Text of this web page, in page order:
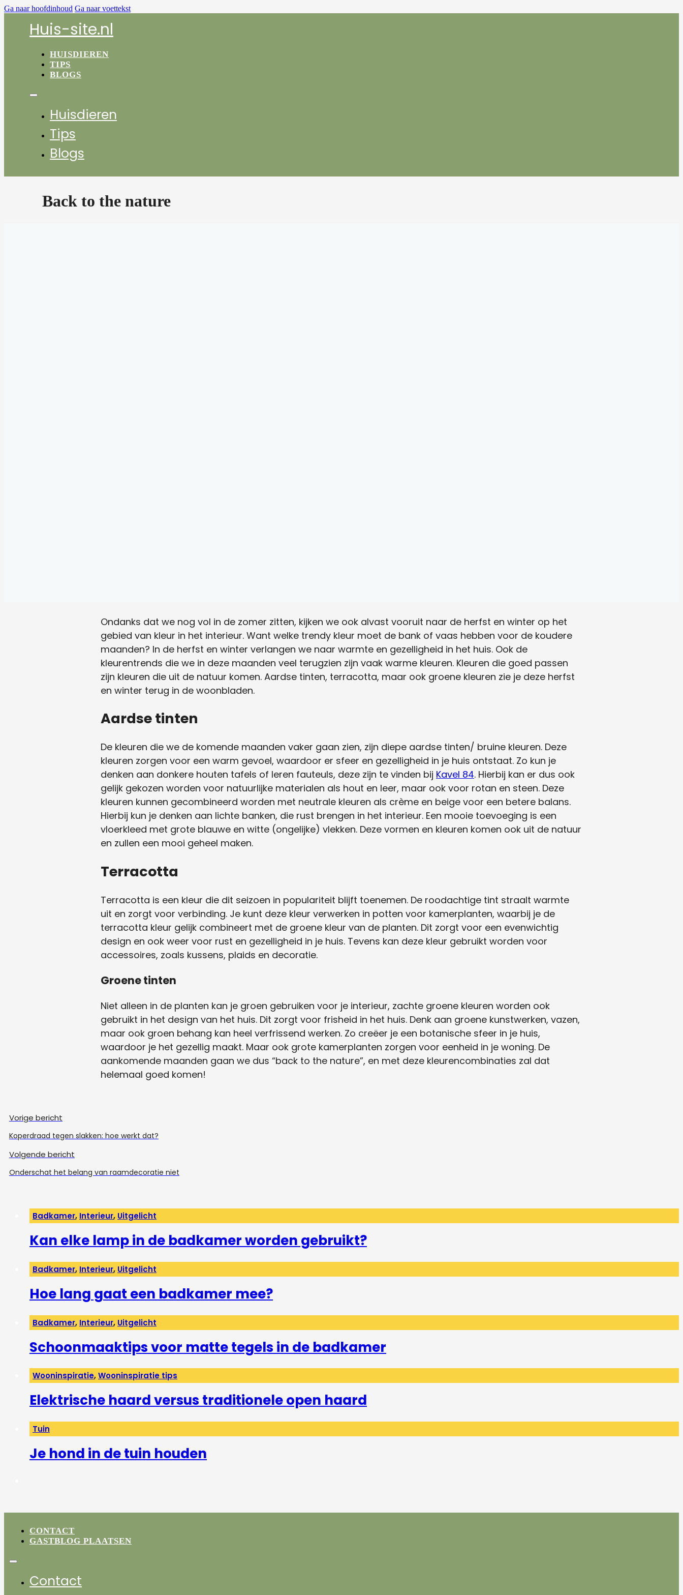
Ga naar hoofdinhoud Ga naar voettekst
Huis-site.nl
HUISDIEREN
TIPS
BLOGS
Huisdieren
Tips
Blogs
Back to the nature
Ondanks dat we nog vol in de zomer zitten, kijken we ook alvast vooruit naar de herfst en winter op het
gebied van kleur in het interieur. Want welke trendy kleur moet de bank of vaas hebben voor de koudere
maanden? In de herfst en winter verlangen we naar warmte en gezelligheid in het huis. Ook de
kleurentrends die we in deze maanden veel terugzien zijn vaak warme kleuren. Kleuren die goed passen
zijn kleuren die uit de natuur komen. Aardse tinten, terracotta, maar ook groene kleuren zie je deze herfst
en winter terug in de woonbladen.
Aardse tinten
De kleuren die we de komende maanden vaker gaan zien, zijn diepe aardse tinten/ bruine kleuren. Deze
kleuren zorgen voor een warm gevoel, waardoor er sfeer en gezelligheid in je huis ontstaat. Zo kun je
denken aan donkere houten tafels of leren fauteuls, deze zijn te vinden bij Kavel 84. Hierbij kan er dus ook
gelijk gekozen worden voor natuurlijke materialen als hout en leer, maar ook voor rotan en steen. Deze
kleuren kunnen gecombineerd worden met neutrale kleuren als crème en beige voor een betere balans.
Hierbij kun je denken aan lichte banken, die rust brengen in het interieur. Een mooie toevoeging is een
vloerkleed met grote blauwe en witte (ongelijke) vlekken. Deze vormen en kleuren komen ook uit de natuur
en zullen een mooi geheel maken.
Terracotta
Terracotta is een kleur die dit seizoen in populariteit blijft toenemen. De roodachtige tint straalt warmte
uit en zorgt voor verbinding. Je kunt deze kleur verwerken in potten voor kamerplanten, waarbij je de
terracotta kleur gelijk combineert met de groene kleur van de planten. Dit zorgt voor een evenwichtig
design en ook weer voor rust en gezelligheid in je huis. Tevens kan deze kleur gebruikt worden voor
accessoires, zoals kussens, plaids en decoratie.
Groene tinten
Niet alleen in de planten kan je groen gebruiken voor je interieur, zachte groene kleuren worden ook
gebruikt in het design van het huis. Dit zorgt voor frisheid in het huis. Denk aan groene kunstwerken, vazen,
maar ook groen behang kan heel verfrissend werken. Zo creëer je een botanische sfeer in je huis,
waardoor je het gezellig maakt. Maar ook grote kamerplanten zorgen voor eenheid in je woning. De
aankomende maanden gaan we dus “back to the nature”, en met deze kleurencombinaties zal dat
helemaal goed komen!
Vorige bericht
Koperdraad tegen slakken: hoe werkt dat?
Volgende bericht
Onderschat het belang van raamdecoratie niet
Badkamer, Interieur, Uitgelicht
Kan elke lamp in de badkamer worden gebruikt?
Badkamer, Interieur, Uitgelicht
Hoe lang gaat een badkamer mee?
Badkamer, Interieur, Uitgelicht
Schoonmaaktips voor matte tegels in de badkamer
Wooninspiratie,Wooninspiratie tips
Elektrische haard versus traditionele open haard
Tuin
Je hond in de tuin houden
CONTACT
GASTBLOG PLAATSEN
Contact